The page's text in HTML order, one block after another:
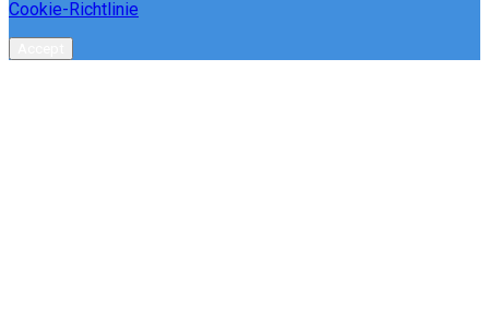
Cookie-Richtlinie